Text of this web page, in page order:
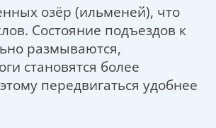
озёр (ильменей), что
Состояние подъездов к
размываются,
становятся более
передвигаться удобнее